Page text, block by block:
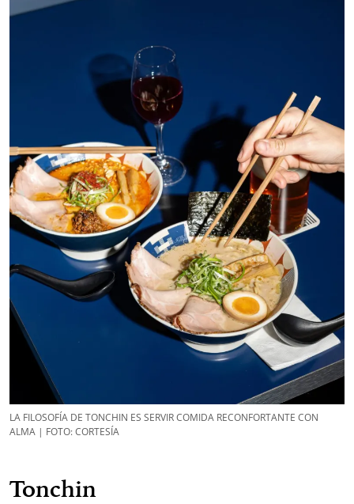
LA FILOSOFÍA DE TONCHIN ES SERVIR COMIDA RECONFORTANTE CON
ALMA | FOTO: CORTESÍA
Tonchin